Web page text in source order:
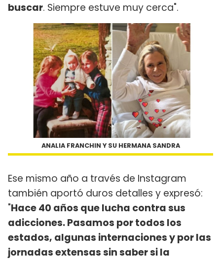
buscar. Siempre estuve muy cerca".
ANALIA FRANCHIN Y SU HERMANA SANDRA
Ese mismo año a través de Instagram
también aportó duros detalles y expresó:
"Hace 40 años que lucha contra sus
adicciones. Pasamos por todos los
estados, algunas internaciones y por las
jornadas extensas sin saber si la